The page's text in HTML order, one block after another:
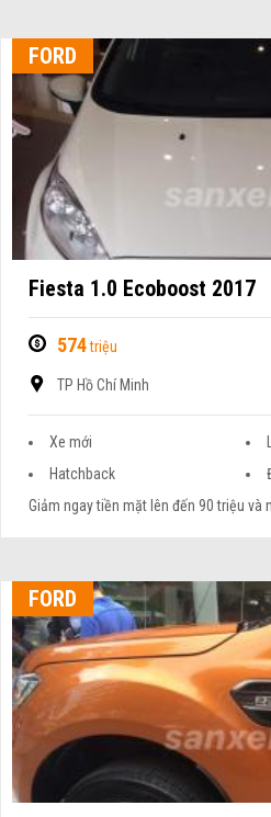
FORD
Fiesta 1.0 Ecoboost 2017
574triệu
TP Hồ Chí Minh
Xe mới
Hatchback
Giảm ngay tiền mặt lên đến 90 triệu và
FORD